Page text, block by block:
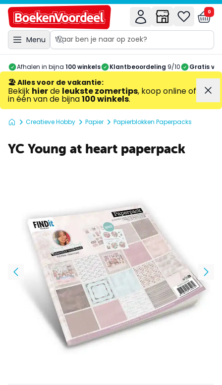
Menu
0
Afhalen in bijna 100 winkels Klantbeoordeling 9/10 Gratis
🏖️ Alles voor de vakantie:
Bekijk hierde leukste zomertips, koop online of
in één van de bijna100 winkels.
Creatieve Hobby Papier Papierblokken Paperpacks
YC Young at heart paperpack